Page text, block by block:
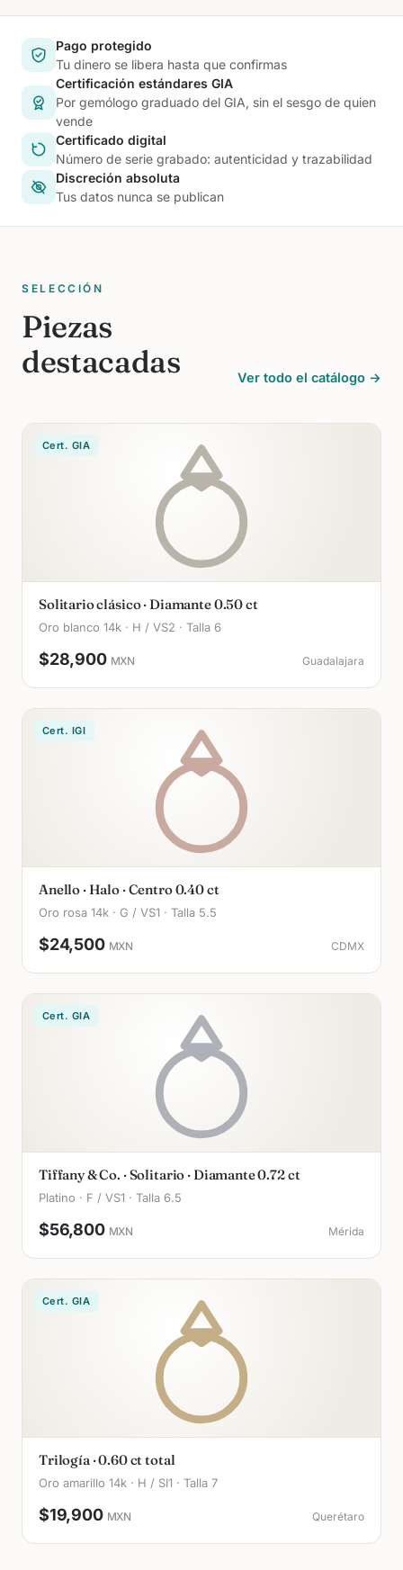
Pago protegido
Tu dinero se libera hasta que confirmas
Certificación estándares GIA
Por gemólogo graduado del GIA, sin el sesgo de quien
vende
Certificado digital
Número de serie grabado: autenticidad y trazabilidad
Discreción absoluta
Tus datos nunca se publican
SELECCIÓN
Piezas
destacadas
Ver todo el catálogo →
Cert. GIA
Solitario clásico · Diamante 0.50 ct
Oro blanco 14k · H / VS2 · Talla 6
$28,900 MXN Guadalajara
Cert. IGI
Anello · Halo · Centro 0.40 ct
Oro rosa 14k · G / VS1 · Talla 5.5
$24,500 MXN CDMX
Cert. GIA
Tiffany & Co. · Solitario · Diamante 0.72 ct
Platino · F / VS1 · Talla 6.5
$56,800 MXN Mérida
Cert. GIA
Trilogía · 0.60 ct total
Oro amarillo 14k · H / SI1 · Talla 7
$19,900 MXN Querétaro